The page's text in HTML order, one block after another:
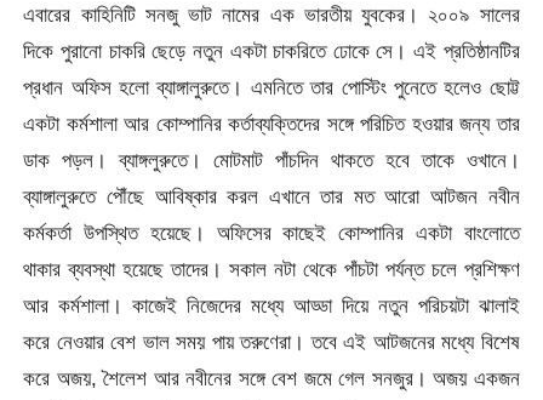
এবারের কাহিনিটি সনজু ভাট নামের এক ভারতীয় যুবকের। ২০০৯ সালের
দিকে পুরানো চাকরি ছেড়ে নতুন একটা চাকরিতে ঢোকে সে। এই প্রতিষ্ঠানটির
প্রধান অফিস হলো ব্যাঙ্গালুরুতে। এমনিতে তার পোস্টিং পুনেতে হলেও ছোট্ট
একটা কর্মশালা আর কোম্পানির কর্তাব্যক্তিদের সঙ্গে পরিচিত হওয়ার জন্য তার
ডাক পড়ল। ব্যাঙ্গলুরুতে। মোটমাট পাঁচদিন থাকতে হবে তাকে ওখানে।
ব্যাঙ্গালুরুতে পৌঁছে আবিষ্কার করল এখানে তার মত আরো আটজন নবীন
কর্মকর্তা উপস্থিত হয়েছে। অফিসের কাছেই কোম্পানির একটা বাংলোতে
থাকার ব্যবস্থা হয়েছে তাদের। সকাল নটা থেকে পাঁচটা পর্যন্ত চলে প্রশিক্ষণ
আর কর্মশালা। কাজেই নিজেদের মধ্যে আড্ডা দিয়ে নতুন পরিচয়টা ঝালাই
করে নেওয়ার বেশ ভাল সময় পায় তরুণেরা। তবে এই আটজনের মধ্যে বিশেষ
করে অজয়, শৈলেশ আর নবীনের সঙ্গে বেশ জমে গেল সনজুর। অজয় একজন